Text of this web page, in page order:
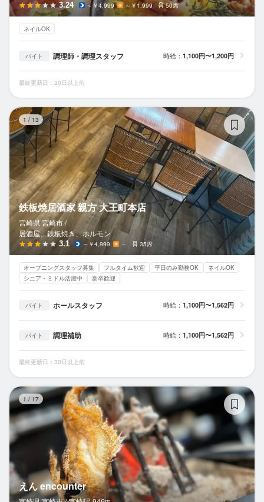
3.24 ～￥4,999 ～￥1,999 50席
ネイルOK
バイト 調理師・調理スタッフ 時給： 1,100円〜1,200円
最終更新日：30日以上前
1 / 13
鉄板焼居酒家 親方 大王町本店
宮崎県 宮崎市 /
居酒屋、鉄板焼き、ホルモン
3.1 ～￥4,999 － 35席
オープニングスタッフ募集 フルタイム歓迎 平日のみ勤務OK
ネイルOK
シニア・ミドル活躍中
新卒歓迎
バイト ホールスタッフ 時給： 1,100円〜1,562円
バイト 調理補助 時給： 1,100円〜1,562円
最終更新日：30日以上前
1 / 17
えん encounter